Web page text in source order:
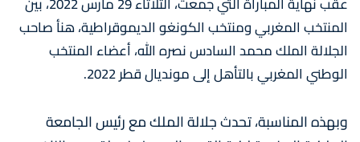
المنتخب المغربي ومنتخب الكونغو الديموقراطية، هنأ صاحب
الجلالة الملك محمد السادس نصره الله، أعضاء المنتخب
الوطني المغربي بالتأهل إلى مونديال قطر 2022.
وبهذه المناسبة، تحدث جلالة الملك مع رئيس الجامعة